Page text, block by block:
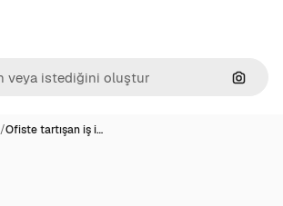
/Ofiste tartışan iş i…